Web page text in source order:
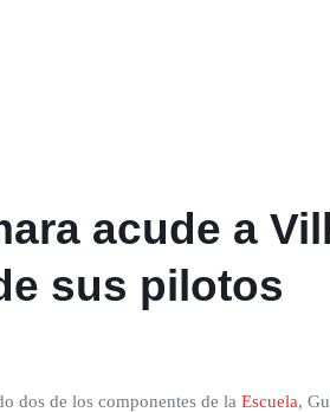
acude a
sus pilotos
dos de los componentes de la Escuela,